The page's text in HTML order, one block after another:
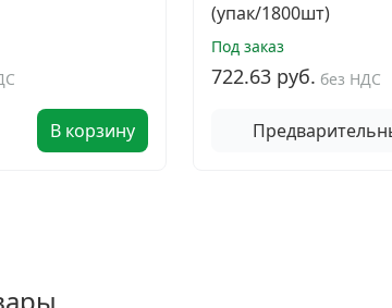
В корзину
(упак/1800шт)
Под заказ
722.63 руб. без НДС